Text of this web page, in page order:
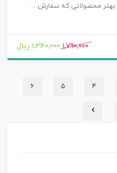
بهتر محصولاتی که سفارش…
1,790,000 1,340,000 ریال
4
5
6